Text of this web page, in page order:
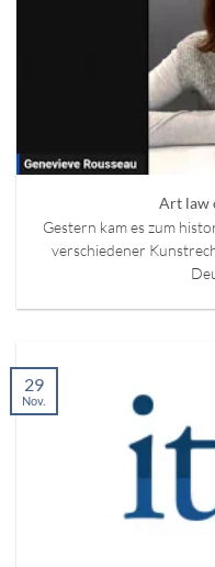
Art law
Gestern kam es zum
verschiedener
29
Nov.